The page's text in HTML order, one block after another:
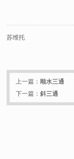
苏维托
上一篇： 顺水三通
下一篇： 斜三通